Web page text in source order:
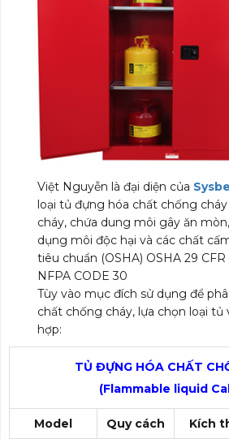
Việt Nguyễn là đại diện của
loại tủ đựng hóa chất chống
cháy, chứa dung môi gây ăn
dụng môi độc hại và các chất
tiêu chuẩn (OSHA) OSHA 29 CFR
NFPA CODE 30
Tùy vào mục đích sử dụng để
chất chống cháy, lựa chọn loại
hợp:
TỦ ĐỰNG HÓA CHẤT
(Flammable liquid
Model Quy cách Kích